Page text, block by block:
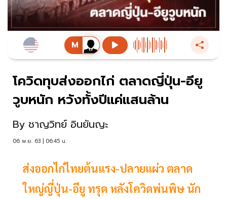
โควิดทุบส่งออกไก่ ตลาดญี่ปุ่น-อียู
วูบหนัก หวังทั้งปีแค่แสนล้าน
By ชาญวิทย์ อินยันญะ
06 พ.ย. 63 | 06:45 น.
ส่งออกไก่ไทยต้นแรง-ปลายแผ่ว ตลาด
ใหญ่ญี่ปุ่น-อียู ทรุด หลังโควิดพ่นพิษ นัก